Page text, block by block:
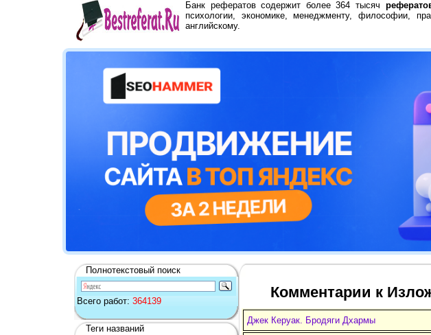
Банк рефератов содержит более 364 тысяч
психологии, экономике, менеджменту, философии,
английскому.
Полнотекстовый поиск
Всего работ: 364139
Теги названий
Комментарии к
Джек Керуак. Бродяги Дхармы